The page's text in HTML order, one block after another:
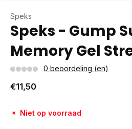
Speks
Speks - Gump
Memory Gel
0 beoordeling (en)
€11,50
Niet op voorraad